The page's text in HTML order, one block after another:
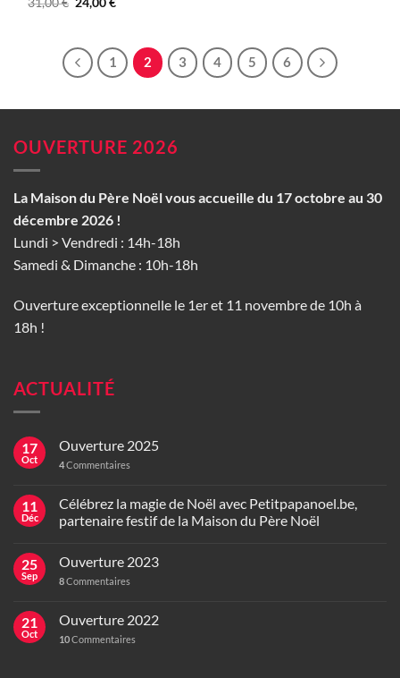
prix
31,00 €.24,00 €.
1 2 3 4 5 6
OUVERTURE 2026
La Maison du Père Noël vous accueille du 17 octobre au 30
décembre 2026 !
Lundi > Vendredi : 14h-18h
Samedi & Dimanche : 10h-18h
Ouverture exceptionnelle le 1er et 11 novembre de 10h à
18h !
ACTUALITÉ
17
Oct
Ouverture 2025
4Commentaires
11
Déc
Célébrez la magie de Noël avec Petitpapanoel.be,
partenaire festif de la Maison du Père Noël
25
Sep
Ouverture 2023
8Commentaires
21
Oct
Ouverture 2022
10Commentaires